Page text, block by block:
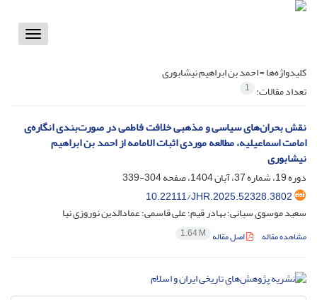
Toggle
کلیدواژه‌ها =احمد بن ابراهیم نیشابوری
تعداد مقالات: 1
نقش بحران‌های سیاسی و مذهبی خلافت فاطمی در صور‌ت‌بندی انگاره‌ی
امامت اسماعیلیه، مطالعه موردی اثبات الامامه از احمد بن ابراهیم
نیشابوری
دوره 19، شماره 37، آبان 1404، صفحه
304-339
10.22111/JHR.2025.52328.3802
سعید موسوی سیانی؛ بهادر قیم؛ علی قاسمی؛ عمادالدین نوروزی نیا
مشاهده مقاله اصل مقاله 1.64 M